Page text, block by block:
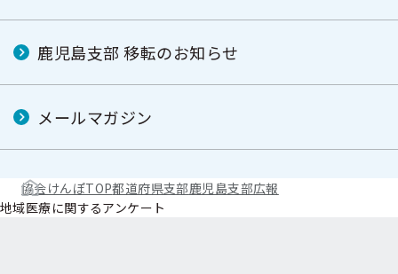
鹿児島支部 移転のお知らせ
メールマガジン
協会けんぽTOP都道府県支部鹿児島支部広報
地域医療に関するアンケート